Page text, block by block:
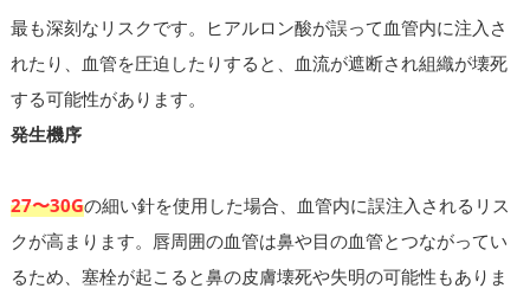
最も深刻なリスクです。ヒアルロン酸が誤って血管内に注入さ
れたり、血管を圧迫したりすると、血流が遮断され組織が壊死
する可能性があります。
発生機序
27〜30Gの細い針を使用した場合、血管内に誤注入されるリス
クが高まります。唇周囲の血管は鼻や目の血管とつながってい
るため、塞栓が起こると鼻の皮膚壊死や失明の可能性もありま